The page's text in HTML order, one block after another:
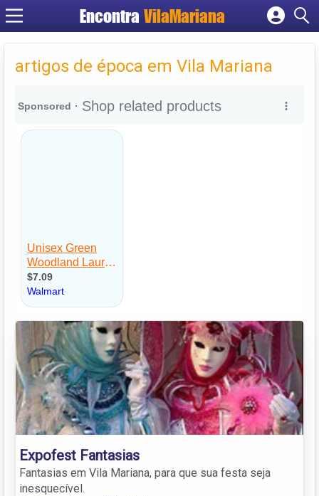
EncontraVilaMariana
Cadastrar empresa
Criar conta
artigos de época em Vila Mariana
Expofest Fantasias
Fantasias em Vila Mariana, para que sua festa seja
inesquecível.